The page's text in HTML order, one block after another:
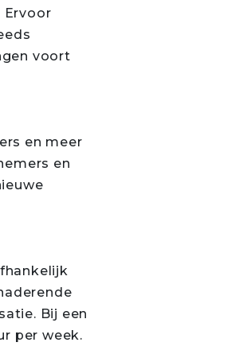
Ervoor
voort
en meer
en
Bij een
per week.